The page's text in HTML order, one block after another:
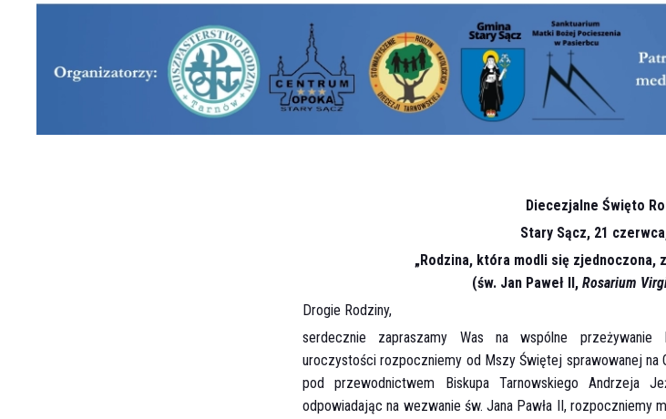
Diecezjalne Święto
Stary Sącz, 21
„Rodzina, która modli się zjednoczona,
(św. Jan Paweł II, Rosarium
Drogie Rodziny,
serdecznie zapraszamy Was na wspólne przeżywanie
uroczystości rozpoczniemy od Mszy Świętej sprawowanej na
pod przewodnictwem Biskupa Tarnowskiego Andrzeja
odpowiadając na wezwanie św. Jana Pawła II, rozpoczniemy